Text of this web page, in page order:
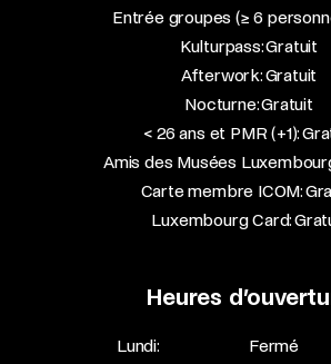
Entrée groupes (≥ 6
Kulturpass: Gratuit
Afterwork: Gratuit
Nocturne: Gratuit
< 26 ans et PMR (+1):
Amis des Musées
Carte membre ICOM:
Luxembourg Card:
Heures
Lundi:
Fermé